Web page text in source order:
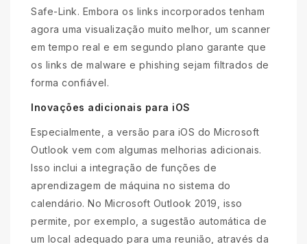
Safe-Link. Embora os links incorporados tenham
agora uma visualização muito melhor, um scanner
em tempo real e em segundo plano garante que
os links de malware e phishing sejam filtrados de
forma confiável.
Inovações adicionais para iOS
Especialmente, a versão para iOS do Microsoft
Outlook vem com algumas melhorias adicionais.
Isso inclui a integração de funções de
aprendizagem de máquina no sistema do
calendário. No Microsoft Outlook 2019, isso
permite, por exemplo, a sugestão automática de
um local adequado para uma reunião, através da